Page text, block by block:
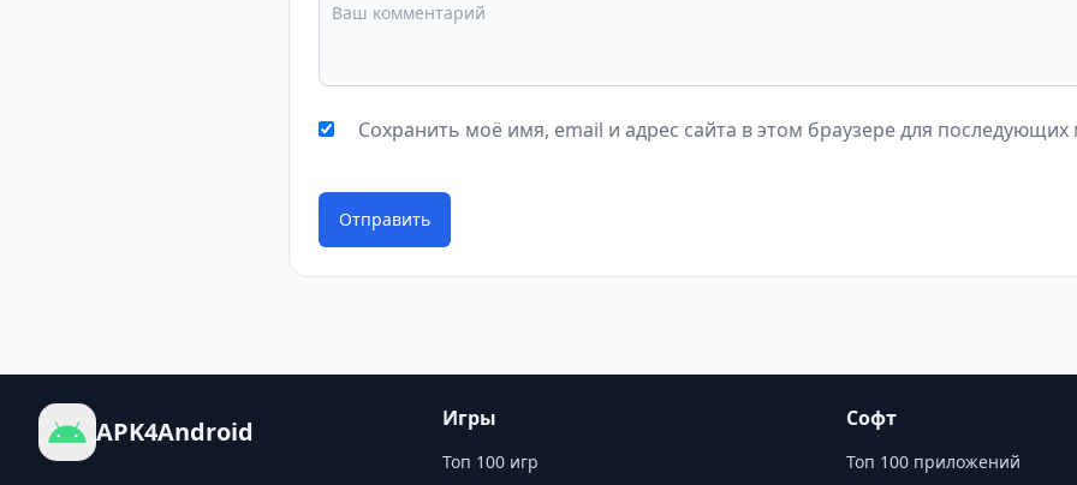
Сохранить моё имя, email и адрес сайта в этом браузере для
Отправить
APK4Android Игры
Топ 100 игр
Софт
Топ 100 приложений